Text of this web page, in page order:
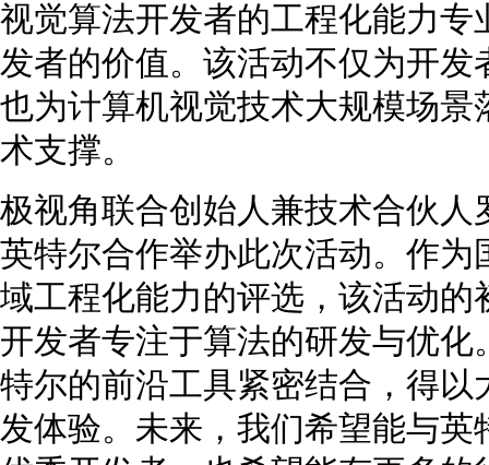
视觉算法开发者的工程化能力
发者的价值。该活动不仅为开
也为计算机视觉技术大规模场
术支撑。
极视角联合创始人兼技术合伙
英特尔合作举办此次活动。作
域工程化能力的评选，该活动
开发者专注于算法的研发与优
特尔的前沿工具紧密结合，得
发体验。未来，我们希望能与